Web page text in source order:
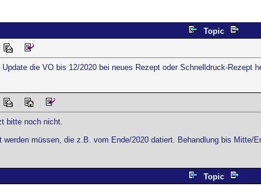
Topic
die VO bis 12/2020 bei neues Rezept oder Schnelldruck-Rezept
bitte noch nicht.
werden müssen, die z.B. vom Ende/2020 datiert. Behandlung bis
Topic